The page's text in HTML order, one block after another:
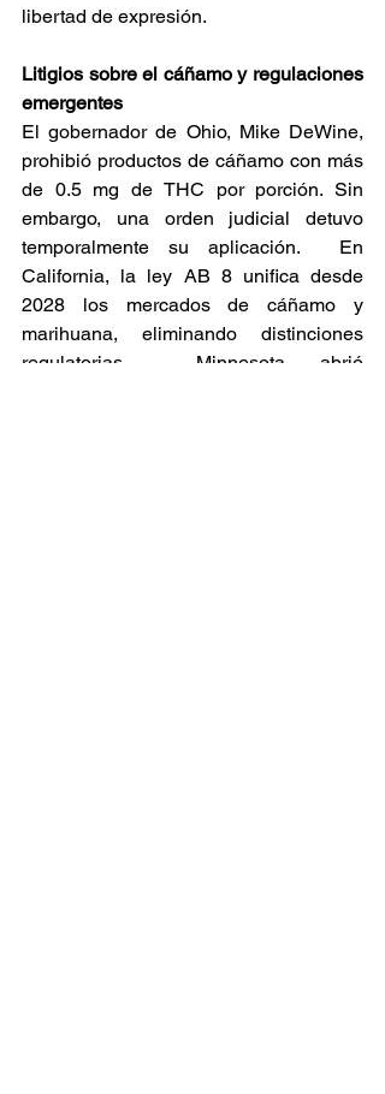
libertad de expresión.
Litigios sobre el cáñamo y regulaciones
emergentes
El gobernador de Ohio, Mike DeWine,
prohibió productos de cáñamo con más
de 0.5 mg de THC por porción. Sin
embargo, una orden judicial detuvo
temporalmente su aplicación.  En
California, la ley AB 8 unifica desde
2028 los mercados de cáñamo y
marihuana, eliminando distinciones
regulatorias.  Minnesota abrió